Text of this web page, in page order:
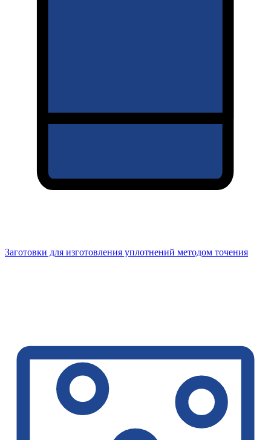
Заготовки для изготовления уплотнений методом точения